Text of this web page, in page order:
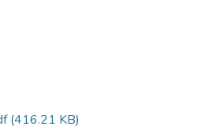
(416.21 KB)